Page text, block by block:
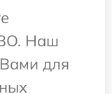
Наш
для